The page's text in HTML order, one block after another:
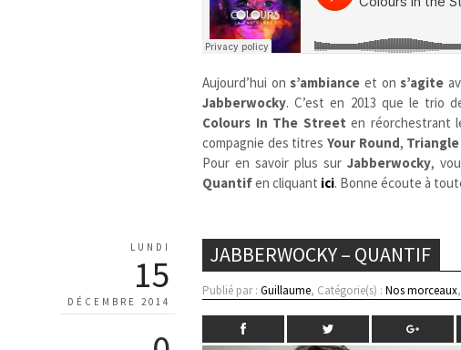
Aujourd’hui ons’ambiance et ons’agite
Jabberwocky. C’est en 2013 que le trio
Colours In The Street en réorchestrant
compagnie des titresYour Round, Triangle
Pour en savoir plus surJabberwocky,
Quantifen cliquant ici. Bonne écoute à
LUNDI
15
DÉCEMBRE 2014
JABBERWOCKY – QUANTIF
Publié par :Guillaume, Catégorie(s) :Nos morceaux